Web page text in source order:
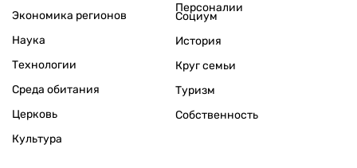
Экономика регионов
Персоналии
Наука
Технологии
Среда обитания
Церковь
Культура
Социум
История
Круг семьи
Туризм
Собственность